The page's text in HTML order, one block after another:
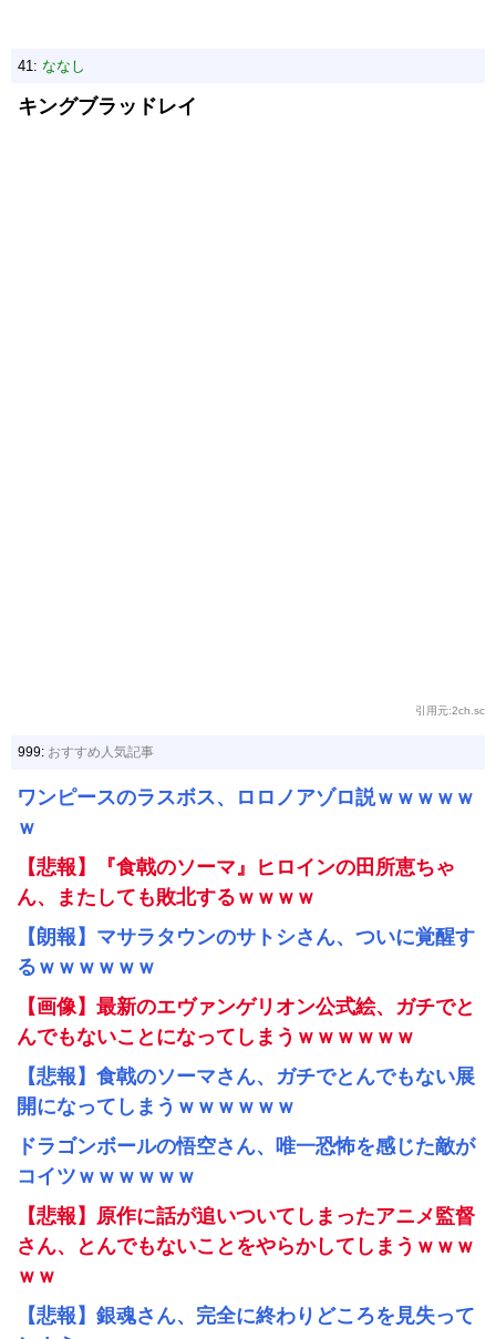
41: ななし
キングブラッドレイ
引用元:2ch.sc
999: おすすめ人気記事
ワンピースのラスボス、ロロノアゾロ説ｗｗｗｗｗ
ｗ
【悲報】『食戟のソーマ』ヒロインの田所恵ちゃ
ん、またしても敗北するｗｗｗｗ
【朗報】マサラタウンのサトシさん、ついに覚醒す
るｗｗｗｗｗｗ
【画像】最新のエヴァンゲリオン公式絵、ガチでと
んでもないことになってしまうｗｗｗｗｗｗ
【悲報】食戟のソーマさん、ガチでとんでもない展
開になってしまうｗｗｗｗｗｗ
ドラゴンボールの悟空さん、唯一恐怖を感じた敵が
コイツｗｗｗｗｗｗ
【悲報】原作に話が追いついてしまったアニメ監督
さん、とんでもないことをやらかしてしまうｗｗｗ
ｗｗ
【悲報】銀魂さん、完全に終わりどころを見失って